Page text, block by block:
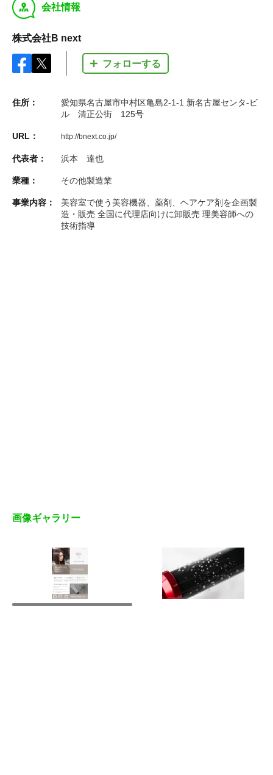
y 会社情報
株式会社B next
フォローする
住所：
愛知県名古屋市中村区亀島2-1-1 新名古屋センタ-ビ
ル 清正公街 125号
URL： http://bnext.co.jp/
代表者： 浜本 達也
業種： その他製造業
事業内容：
美容室で使う美容機器、薬剤、ヘアケア剤を企画製
造・販売 全国に代理店向けに卸販売 理美容師への
技術指導
画像ギャラリー